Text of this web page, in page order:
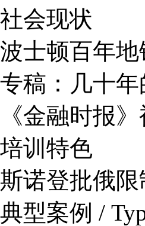
社会现状
波士顿百年
专稿：几十
《金融时报
培训特色
斯诺登批俄
典型案例 /